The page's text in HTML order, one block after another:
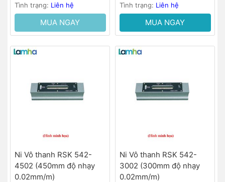
Tình trạng: Liên hệ
MUA NGAY
Tình trạng: Liên hệ
MUA NGAY
Ni Vô thanh RSK 542-
4502 (450mm độ nhạy
0.02mm/m)
Ni Vô thanh RSK 542-
3002 (300mm độ nhạy
0.02mm/m)